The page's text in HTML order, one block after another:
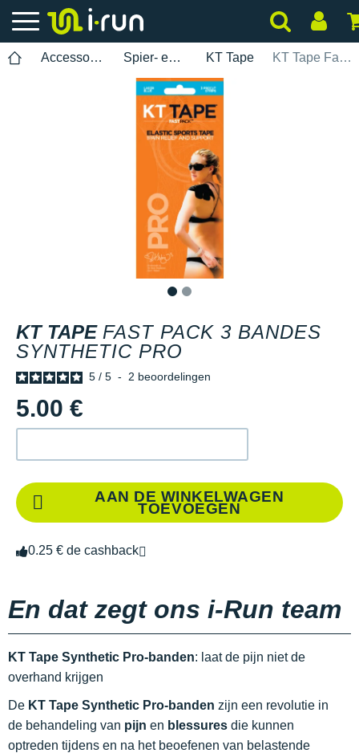
Accessoires Spier- en gewrichtsbescherming KT Tape KT Tape Fast Pack 3 bandes Synthetic Pro
KT TAPE FAST PACK 3 BANDES
SYNTHETIC PRO
5 / 5 - 2 beoordelingen
5.00 €
AAN DE WINKELWAGEN
TOEVOEGEN
0.25 € de cashback
En dat zegt ons i-Run team
KT Tape Synthetic Pro-banden: laat de pijn niet de
overhand krijgen
De KT Tape Synthetic Pro-banden zijn een revolutie in
de behandeling van pijn en blessures die kunnen
optreden tijdens en na het beoefenen van belastende